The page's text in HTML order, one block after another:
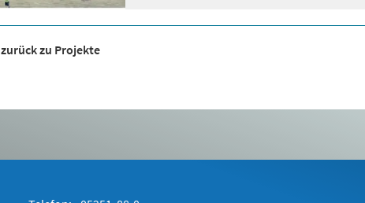
zurück zu Projekte